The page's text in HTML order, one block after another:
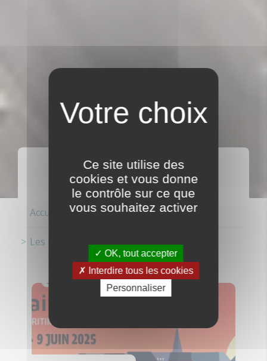
LES PORTS
Accueil
Les Ports
Ce site utilise des
cookies et vous donne
le contrôle sur ce que
vous souhaitez activer
OK, tout accepter
Interdire tous les cookies
Personnaliser